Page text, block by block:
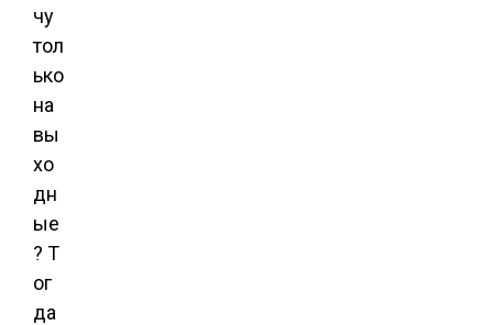
чу
тол
ько
на
вы
хо
дн
ые
? Т
ог
да